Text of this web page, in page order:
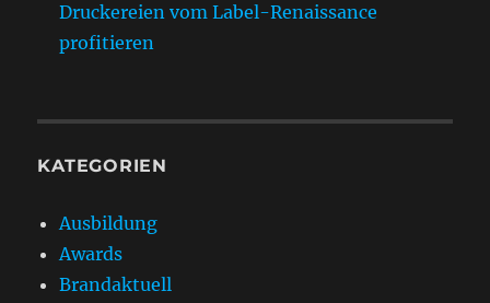
Druckereien vom Label-Renaissance
profitieren
KATEGORIEN
Ausbildung
Awards
Brandaktuell